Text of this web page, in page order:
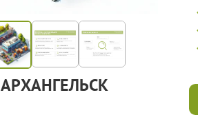
АРХАНГЕЛЬСК